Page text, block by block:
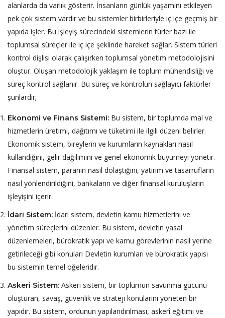
alanlarda da varlık gösterir. İnsanların günlük yaşamını etkileyen
pek çok sistem vardır ve bu sistemler birbirleriyle iç içe geçmiş bir
yapıda işler. Bu işleyiş sürecindeki sistemlerin türler bazı ile
toplumsal süreçler ile iç içe şeklinde hareket sağlar. Sistem türleri
kontrol dişlisi olarak çalışırken toplumsal yönetim metodolojisini
oluştur. Oluşan metodolojik yaklaşım ile toplum mühendisliği ve
süreç kontrol sağlanır. Bu süreç ve kontrolün sağlayıcı faktörler
şunlardır;
Ekonomi ve Finans Sistemi: Bu sistem, bir toplumda mal ve
hizmetlerin üretimi, dağıtımı ve tüketimi ile ilgili düzeni belirler.
Ekonomik sistem, bireylerin ve kurumların kaynakları nasıl
kullandığını, gelir dağılımını ve genel ekonomik büyümeyi yönetir.
Finansal sistem, paranın nasıl dolaştığını, yatırım ve tasarrufların
nasıl yönlendirildiğini, bankaların ve diğer finansal kuruluşların
işleyişini içerir.
İdari Sistem: İdari sistem, devletin kamu hizmetlerini ve
yönetim süreçlerini düzenler. Bu sistem, devletin yasal
düzenlemeleri, bürokratik yapı ve kamu görevlerinin nasıl yerine
getirileceği gibi konuları Devletin kurumları ve bürokratik yapısı
bu sistemin temel öğeleridir.
Askeri Sistem: Askeri sistem, bir toplumun savunma gücünü
oluşturan, savaş, güvenlik ve strateji konularını yöneten bir
yapıdır. Bu sistem, ordunun yapılandırılması, askerî eğitimi ve